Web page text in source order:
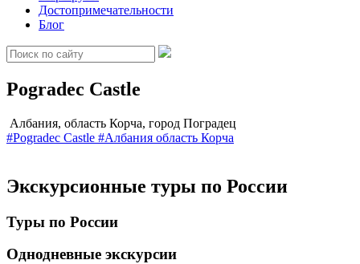
Достопримечательности
Блог
Pogradec Castle
Албания, область Корча, город Поградец
#Pogradec Castle #Албания область Корча
Экскурсионные туры по России
Туры по России
Однодневные экскурсии